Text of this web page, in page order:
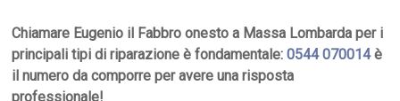
Chiamare Eugenio il Fabbro onesto a Massa Lombarda per i
principali tipi di riparazione è fondamentale:0544 070014è
il numero da comporre per avere una risposta
professionale!